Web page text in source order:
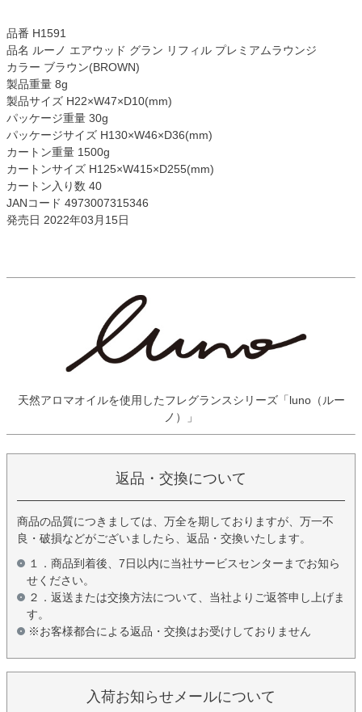
品番 H1591
品名 ルーノ エアウッド グラン リフィル プレミアムラウンジ
カラー ブラウン(BROWN)
製品重量 8g
製品サイズ H22×W47×D10(mm)
パッケージ重量 30g
パッケージサイズ H130×W46×D36(mm)
カートン重量 1500g
カートンサイズ H125×W415×D255(mm)
カートン入り数 40
JANコード 4973007315346
発売日 2022年03月15日
天然アロマオイルを使用したフレグランスシリーズ「luno（ルー
ノ）」
返品・交換について
商品の品質につきましては、万全を期しておりますが、万一不
良・破損などがございましたら、返品・交換いたします。
１．商品到着後、7日以内に当社サービスセンターまでお知ら
せください。
２．返送または交換方法について、当社よりご返答申し上げま
す。
※お客様都合による返品・交換はお受けしておりません
入荷お知らせメールについて